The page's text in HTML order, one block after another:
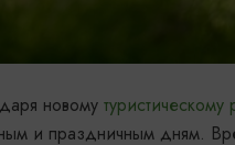
новому туристическому
и праздничным дням.